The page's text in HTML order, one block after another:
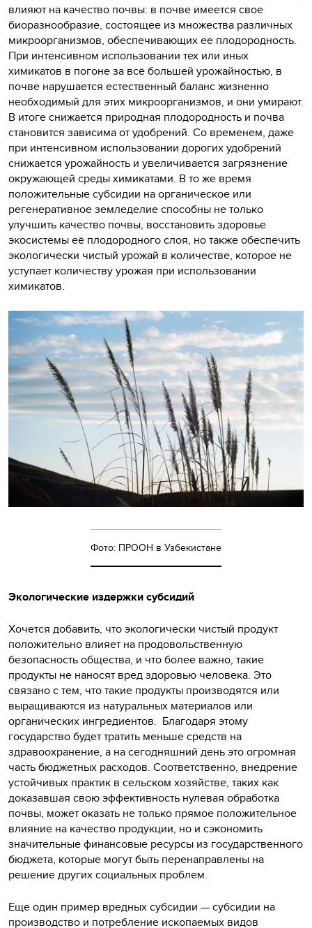
влияют на качество почвы: в почве имеется свое
биоразнообразие, состоящее из множества различных
микроорганизмов, обеспечивающих ее плодородность.
При интенсивном использовании тех или иных
химикатов в погоне за всё большей урожайностью, в
почве нарушается естественный баланс жизненно
необходимый для этих микроорганизмов, и они умирают.
В итоге снижается природная плодородность и почва
становится зависима от удобрений. Со временем, даже
при интенсивном использовании дорогих удобрений
снижается урожайность и увеличивается загрязнение
окружающей среды химикатами. В то же время
положительные субсидии на органическое или
регенеративное земледелие способны не только
улучшить качество почвы, восстановить здоровье
экосистемы её плодородного слоя, но также обеспечить
экологически чистый урожай в количестве, которое не
уступает количеству урожая при использовании
химикатов.
Фото: ПРООН в Узбекистане
Экологические издержки субсидий
Хочется добавить, что экологически чистый продукт
положительно влияет на продовольственную
безопасность общества, и что более важно, такие
продукты не наносят вред здоровью человека. Это
связано с тем, что такие продукты производятся или
выращиваются из натуральных материалов или
органических ингредиентов. Благодаря этому
государство будет тратить меньше средств на
здравоохранение, а на сегодняшний день это огромная
часть бюджетных расходов. Соответственно, внедрение
устойчивых практик в сельском хозяйстве, таких как
доказавшая свою эффективность нулевая обработка
почвы, может оказать не только прямое положительное
влияние на качество продукции, но и сэкономить
значительные финансовые ресурсы из государственного
бюджета, которые могут быть перенаправлены на
решение других социальных проблем.
Еще один пример вредных субсидии — субсидии на
производство и потребление ископаемых видов